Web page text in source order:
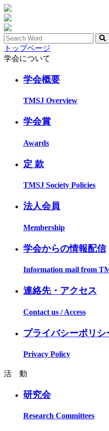
トップページ
学会について
学会概要
TMSJ Overview
学会賞
Awards
定 款
TMSJ Society Policies
法人会員
Membership
学会からの情報配信
Information mail from
連絡先・アクセス
Contact us / Access
プライバシーポリシ
Privacy Policy
活 動
研究会
Research Committees